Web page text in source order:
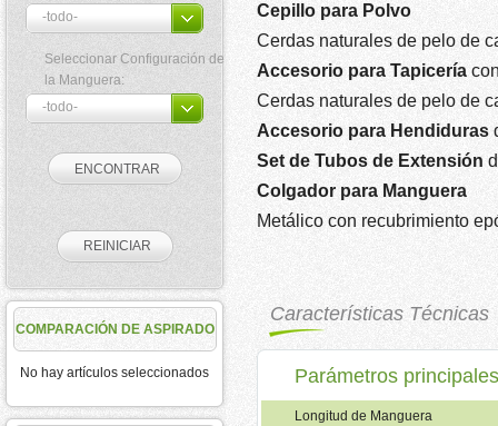
Seleccionar Configuración de
la Manguera:
COMPARACIÓN DE ASPIRADO
No hay artículos seleccionados
Cepillo para Polvo
Cerdas naturales de pelo de
Accesorio para Tapicería
Cerdas naturales de pelo de
Accesorio para Hendiduras
Set de Tubos de Extensión
Colgador para Manguera
Metálico con recubrimiento
Características Técnicas
Parámetros principales
Longitud de Manguera